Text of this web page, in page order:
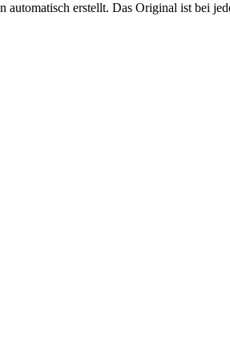
automatisch erstellt. Das Original ist bei